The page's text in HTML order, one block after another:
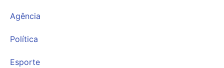
Agência
Política
Esporte